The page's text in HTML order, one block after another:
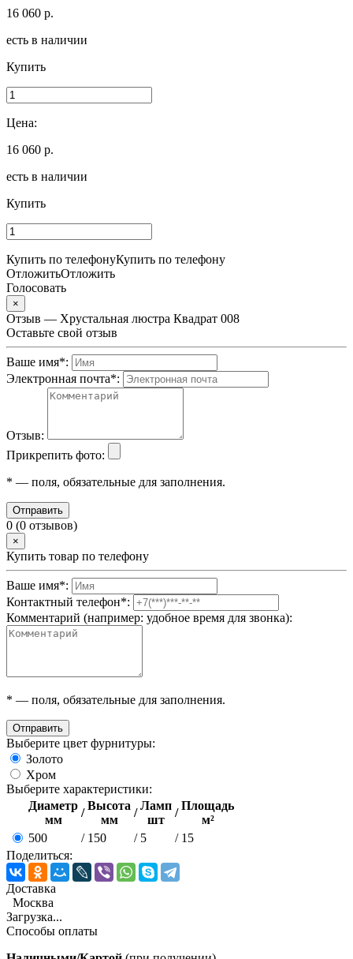
16 060 р.
есть в наличии
Купить
Цена:
16 060 р.
есть в наличии
Купить
Купить по телефонуКупить по телефону
ОтложитьОтложить
Голосовать
×
Отзыв — Хрустальная люстра Квадрат 008
Оставьте свой отзыв
Ваше имя*:
Электронная почта*:
Отзыв:
Прикрепить фото:
* — поля, обязательные для заполнения.
Отправить
0 (0 отзывов)
×
Купить товар по телефону
Ваше имя*:
Контактный телефон*:
Комментарий (например: удобное время для звонка):
* — поля, обязательные для заполнения.
Отправить
Выберите цвет фурнитуры:
Золото
Хром
Выберите характеристики:
Диаметр
мм
/
Высота
мм
/
Ламп
шт
/
Площадь
м²
500
/ 150 / 5 / 15
Поделиться:
Доставка
Москва
Загрузка...
Способы оплаты